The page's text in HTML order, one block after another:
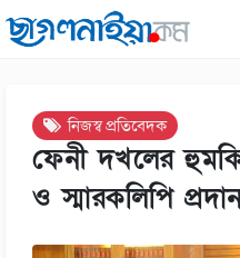
নিজস্ব প্রতিবেদক
ফেনী দখলের
ও স্মারকলিপি